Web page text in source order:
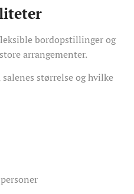
bordopstillinger og
arrangementer.
størrelse og hvilke